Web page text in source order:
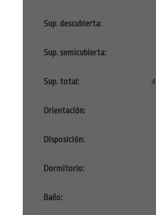
Sup. descubierta:
Sup. semicubierta:
Sup. total:
Orientación:
Disposición:
Dormitorio:
Baño: